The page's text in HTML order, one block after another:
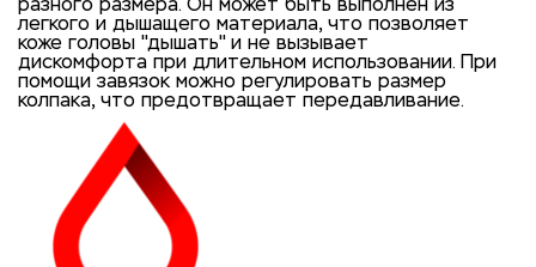
разного размера. Он может быть выполнен из
легкого и дышащего материала, что позволяет
коже головы "дышать" и не вызывает
дискомфорта при длительном использовании. При
помощи завязок можно регулировать размер
колпака, что предотвращает передавливание.